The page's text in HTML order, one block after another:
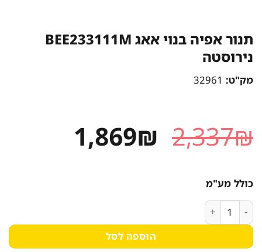
תנור אפיה בנוי אאג BEE233111M
נירוסטה
מק"ט:32961
2,337₪ המחיר
המקורי
1,869₪ המחיר
כולל מע"מ
כמות של תנור אפיה בנוי אאג BEE233111M נירוסטה
הוספה לסל